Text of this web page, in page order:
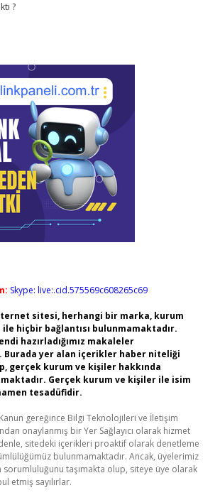
?
Skype: live:.cid.575569c608265c69
sitesi, herhangi bir marka, kurum
hiçbir bağlantısı bulunmamaktadır.
hazırladığımız makaleler
Burada yer alan içerikler haber niteliği
gerçek kurum ve kişiler hakkında
Gerçek kurum ve kişiler ile isim
tesadüfidir.
Kanun gereğince Bilgi Teknolojileri ve İletişim
onaylanmış bir Yer Sağlayıcı olarak hizmet
sitedeki içerikleri proaktif olarak denetleme
bulunmamaktadır. Ancak, üyelerimiz
sorumluluğunu taşımakta olup, siteye üye olarak
etmiş sayılırlar.